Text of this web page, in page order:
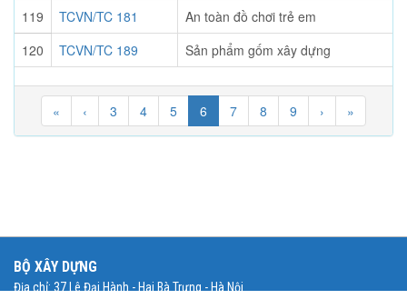
119
TCVN/TC 181
An toàn đồ chơi trẻ em
120
TCVN/TC 189 Sản phẩm gốm xây dựng
« ‹ 3 4 5 6 7 8 9 › »
BỘ XÂY DỰNG
Địa chỉ: 37 Lê Đại Hành - Hai Bà Trưng - Hà Nội